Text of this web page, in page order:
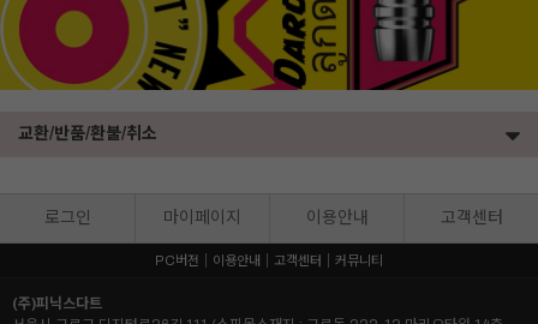
교환/반품/환불/취소
로그인 마이페이지 이용안내 고객센터
PC버전 이용안내 고객센터 커뮤니티
(주)피닉스다트